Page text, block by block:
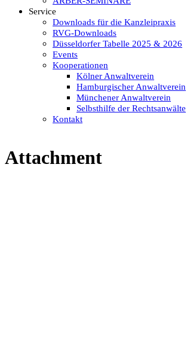
Service
Downloads für die Kanzleipraxis
RVG-Downloads
Düsseldorfer Tabelle 2025 & 2026
Events
Kooperationen
Kölner Anwaltverein
Hamburgischer Anwaltverein
Münchener Anwaltverein
Selbsthilfe der Rechtsanwälte
Kontakt
Attachment